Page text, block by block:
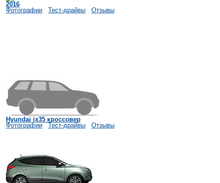
2016
Фотографии
Тест-драйвы Отзывы
Hyundai ix35 кроссовер
Фотографии
Тест-драйвы Отзывы